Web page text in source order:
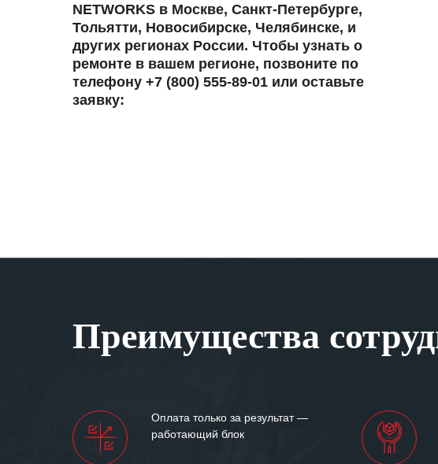
NETWORKS в Москве, Санкт-Петербурге,
Тольятти, Новосибирске, Челябинске, и
других регионах России. Чтобы узнать о
ремонте в вашем регионе, позвоните по
телефону +7 (800) 555-89-01 или оставьте
заявку:
Преимущества
Оплата только за результат —
работающий блок